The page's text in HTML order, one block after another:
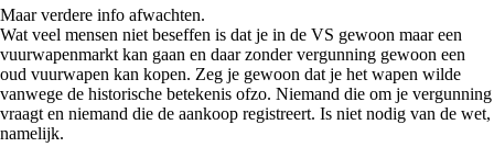
Maar verdere info afwachten.
Wat veel mensen niet beseffen is dat je in de VS gewoon maar een
vuurwapenmarkt kan gaan en daar zonder vergunning gewoon een
oud vuurwapen kan kopen. Zeg je gewoon dat je het wapen wilde
vanwege de historische betekenis ofzo. Niemand die om je vergunning
vraagt en niemand die de aankoop registreert. Is niet nodig van de wet,
namelijk.